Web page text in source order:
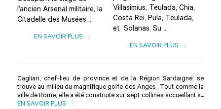
l’ancien Arsenal militaire, la
Citadelle des Musées ...
EN SAVOIR PLUS
Villasimius, Teulada, Chia,
Costa Rei, Pula, Teulada,
et Solanas. Su ...
EN SAVOIR PLUS
Cagliari, chef-lieu de province et de la Région Sardaigne, se
trouve au milieu du magnifique golfe des Anges ; Tout comme la
ville de Rome, elle a été construite sur sept collines accueillant a...
EN SAVOIR PLUS